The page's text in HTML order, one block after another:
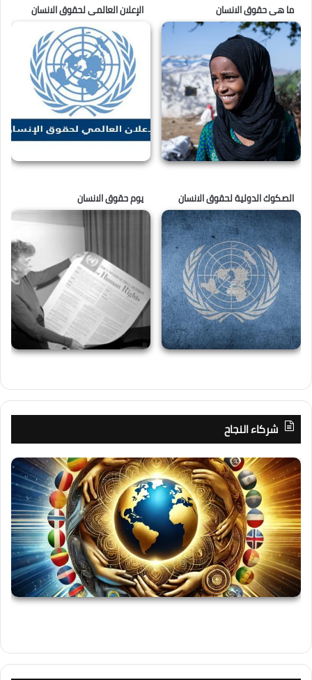
ما هى حقوق الانسان الإعلان العالمى لحقوق الانسان
الصكوك الدولية لحقوق الانسان يوم حقوق الانسان
شركاء النجاح